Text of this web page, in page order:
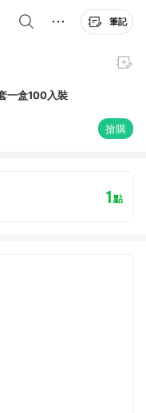
筆記
一盒100入裝
搶購
1點